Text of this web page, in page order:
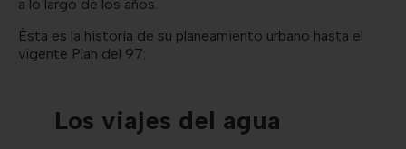
a lo largo de los años.
Ésta es la historia de su planeamiento urbano hasta el
vigente Plan del 97:
Los viajes del agua